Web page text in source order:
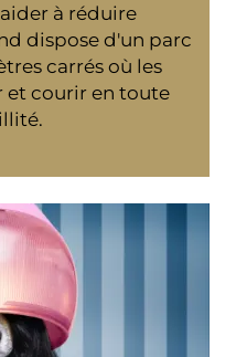
à réduire
dispose d'un parc
carrés où les
et courir en toute